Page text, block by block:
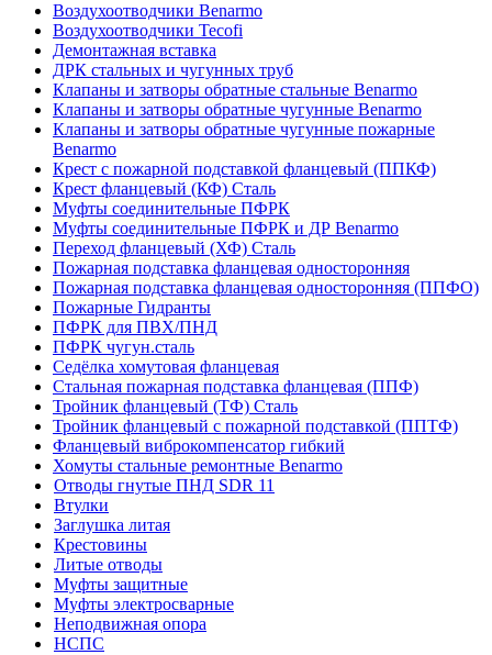
Воздухоотводчики Benarmo
Воздухоотводчики Tecofi
Демонтажная вставка
ДРК стальных и чугунных труб
Клапаны и затворы обратные стальные Benarmo
Клапаны и затворы обратные чугунные Benarmo
Клапаны и затворы обратные чугунные пожарные
Benarmo
Крест с пожарной подставкой фланцевый (ППКФ)
Крест фланцевый (КФ) Сталь
Муфты соединительные ПФРК
Муфты соединительные ПФРК и ДР Benarmo
Переход фланцевый (ХФ) Сталь
Пожарная подставка фланцевая односторонняя
Пожарная подставка фланцевая односторонняя (ППФО)
Пожарные Гидранты
ПФРК для ПВХ/ПНД
ПФРК чугун.сталь
Седёлка хомутовая фланцевая
Стальная пожарная подставка фланцевая (ППФ)
Тройник фланцевый (ТФ) Сталь
Тройник фланцевый с пожарной подставкой (ППТФ)
Фланцевый виброкомпенсатор гибкий
Хомуты стальные ремонтные Benarmo
Отводы гнутые ПНД SDR 11
Втулки
Заглушка литая
Крестовины
Литые отводы
Муфты защитные
Муфты электросварные
Неподвижная опора
НСПС